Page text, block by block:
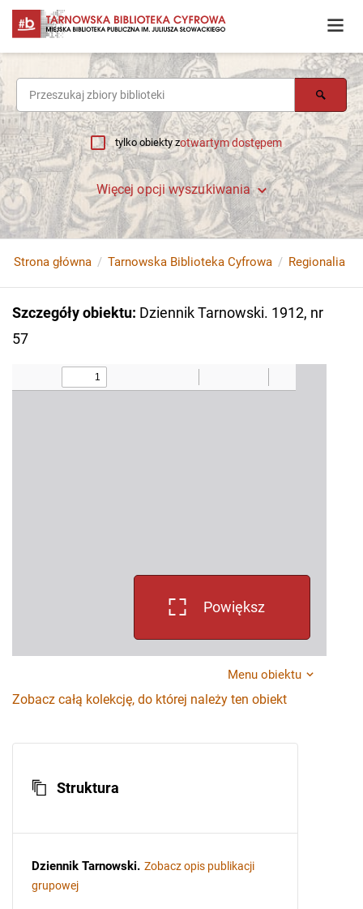
tylko obiekty zotwartym dostępem
Więcej opcji wyszukiwania
Strona główna Tarnowska Biblioteka Cyfrowa Regionalia
Szczegóły obiektu: Dziennik Tarnowski. 1912, nr
57
Powiększ
Menu obiektu
Zobacz całą kolekcję, do której należy ten obiekt
Struktura
Dziennik Tarnowski. Zobacz opis publikacji
grupowej